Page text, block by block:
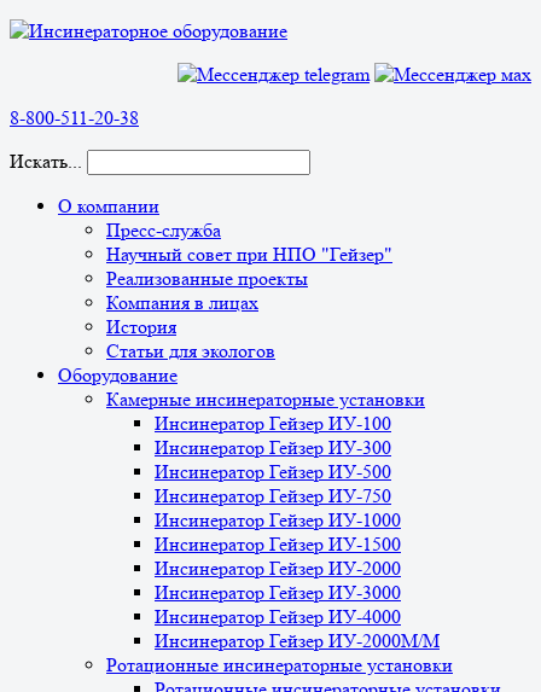
8-800-511-20-38
Искать...
О компании
Пресс-служба
Научный совет при НПО "Гейзер"
Реализованные проекты
Компания в лицах
История
Статьи для экологов
Оборудование
Камерные инсинераторные установки
Инсинератор Гейзер ИУ-100
Инсинератор Гейзер ИУ-300
Инсинератор Гейзер ИУ-500
Инсинератор Гейзер ИУ-750
Инсинератор Гейзер ИУ-1000
Инсинератор Гейзер ИУ-1500
Инсинератор Гейзер ИУ-2000
Инсинератор Гейзер ИУ-3000
Инсинератор Гейзер ИУ-4000
Инсинератор Гейзер ИУ-2000М/М
Ротационные инсинераторные установки